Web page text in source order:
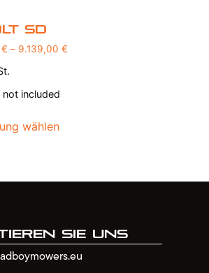
SD
€ – 9.139,00€
not included
wählen
Sie uns